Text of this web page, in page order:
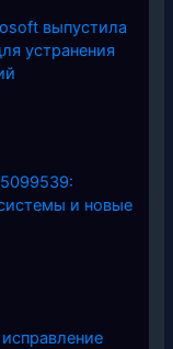
выпустила
устранения
и новые